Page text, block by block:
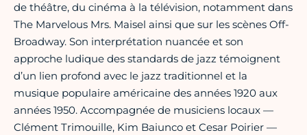
de théâtre, du cinéma à la télévision, notamment dans
The Marvelous Mrs. Maisel ainsi que sur les scènes Off-
Broadway. Son interprétation nuancée et son
approche ludique des standards de jazz témoignent
d’un lien profond avec le jazz traditionnel et la
musique populaire américaine des années 1920 aux
années 1950. Accompagnée de musiciens locaux —
Clément Trimouille, Kim Baiunco et Cesar Poirier —